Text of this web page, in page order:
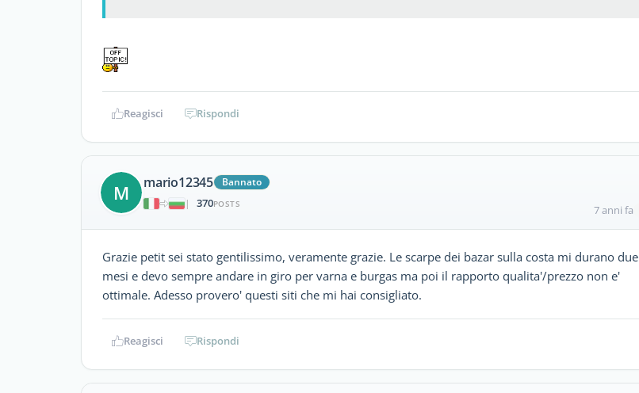
Reagisci Rispondi
M mario12345
Bannato
|
370POSTS 7 anni fa
Grazie petit sei stato gentilissimo, veramente grazie. Le scarpe dei bazar sulla costa mi durano due
mesi e devo sempre andare in giro per varna e burgas ma poi il rapporto qualita'/prezzo non e'
ottimale. Adesso provero' questi siti che mi hai consigliato.
Reagisci Rispondi